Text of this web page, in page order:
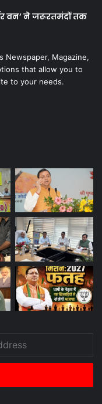
वन’ ने जरूरतमंदों तक
Newspaper, Magazine,
that allow you to
to your needs.